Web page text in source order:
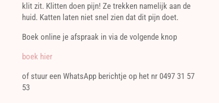
klit zit. Klitten doen pijn! Ze trekken namelijk aan de
huid. Katten laten niet snel zien dat dit pijn doet.
Boek online je afspraak in via de volgende knop
boek hier
of stuur een WhatsApp berichtje op het nr 0497 31 57
53